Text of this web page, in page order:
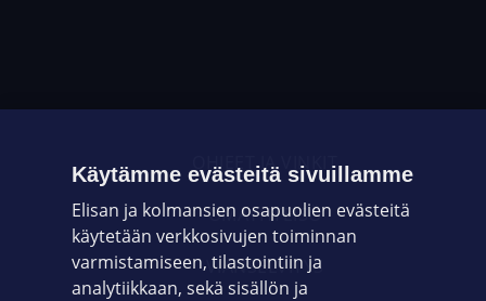
OHJEET JA VINKIT
OMAYHTEISÖ
VIANSELVITYS
Käytämme evästeitä sivuillamme
Elisan ja kolmansien osapuolien evästeitä
käytetään verkkosivujen toiminnan
varmistamiseen, tilastointiin ja
analytiikkaan, sekä sisällön ja